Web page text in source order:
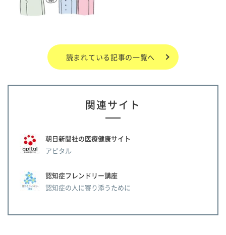
読まれている記事の一覧へ
関連サイト
朝日新聞社の医療健康サイト
アピタル
認知症フレンドリー講座
認知症の人に寄り添うために